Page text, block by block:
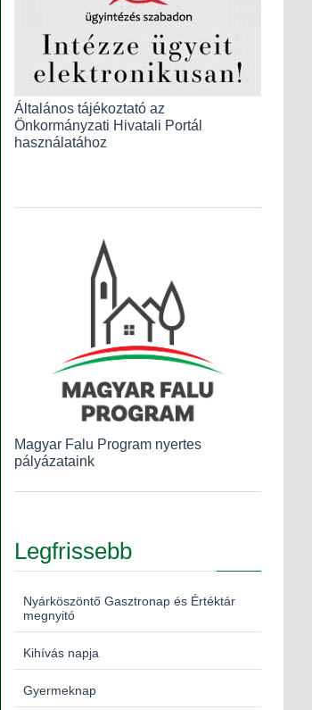
Általános tájékoztató az
Önkormányzati Hivatali Portál
használatához
Magyar Falu Program nyertes
pályázataink
Legfrissebb
Nyárköszöntő Gasztronap és Értéktár
megnyitó
Kihívás napja
Gyermeknap